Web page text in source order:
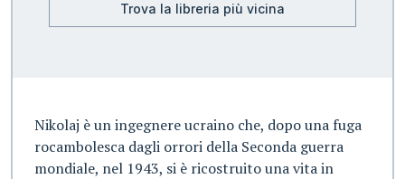
Trova la libreria più vicina
Nikolaj è un ingegnere ucraino che, dopo una fuga
rocambolesca dagli orrori della Seconda guerra
mondiale, nel 1943, si è ricostruito una vita in